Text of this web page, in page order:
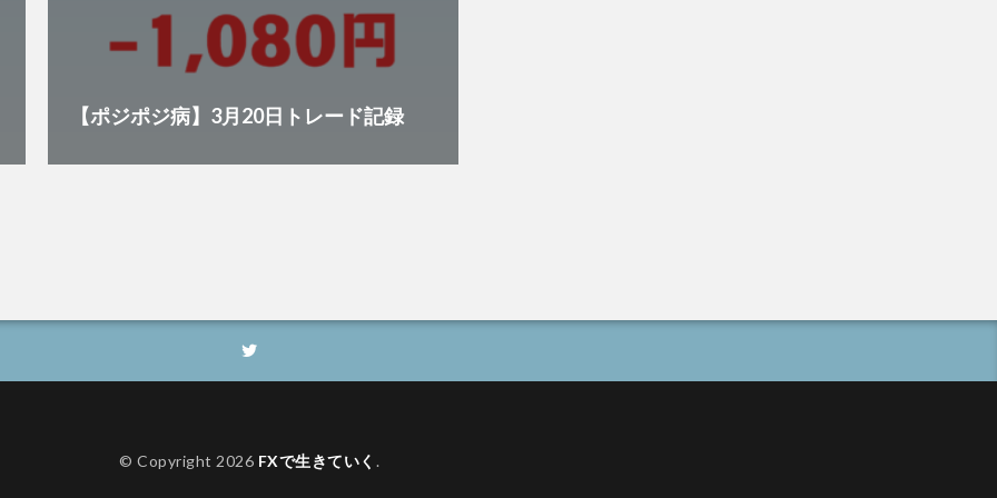
【ポジポジ病】3月20日トレード記録
© Copyright 2026 FXで生きていく .